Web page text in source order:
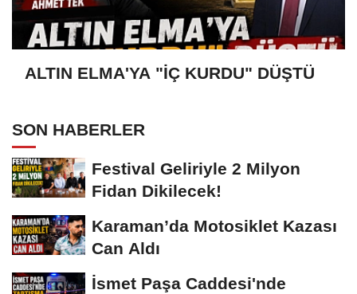
ALTIN ELMA'YA "İÇ KURDU" DÜŞTÜ
SON HABERLER
Festival Geliriyle 2 Milyon
Fidan Dikilecek!
Karaman’da Motosiklet Kazası
Can Aldı
İsmet Paşa Caddesi'nde